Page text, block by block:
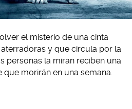
el misterio de una cinta
y que circula por la
personas la miran reciben una
morirán en una semana.